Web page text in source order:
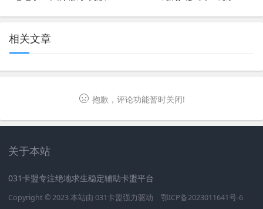
相关文章
抱歉，评论功能暂时关闭!
关于本站
031卡盟专注绝地求生稳定辅助卡盟平台
Copyright © 2023 本站由 031卡盟强力驱动 鄂ICP备2023011641号-6